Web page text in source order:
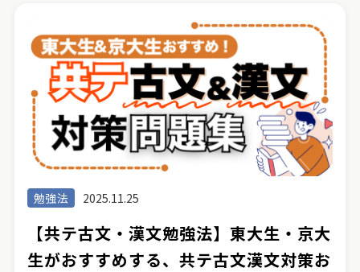
勉強法 2025.11.25
【共テ古文・漢文勉強法】東大生・京大
生がおすすめする、共テ古文漢文対策お